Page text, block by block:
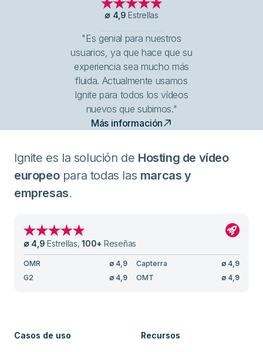
∅ 4,9 Estrellas
"Es genial para nuestros
usuarios, ya que hace que su
experiencia sea mucho más
fluida. Actualmente usamos
Ignite para todos los vídeos
nuevos que subimos."
Más información
Ignite es la solución de Hosting de vídeo
europeopara todas las marcas y
empresas.
∅ 4,9 Estrellas,100+ Reseñas
OMR ∅ 4,9 Capterra ∅ 4,9
G2
∅ 4,9 OMT ∅ 4,9
Casos de uso Recursos